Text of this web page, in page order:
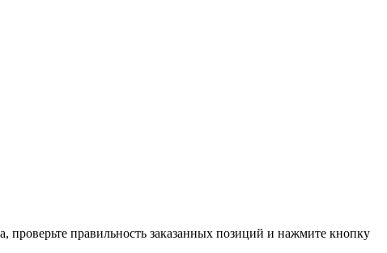
проверьте правильность заказанных позиций и нажмите кнопку